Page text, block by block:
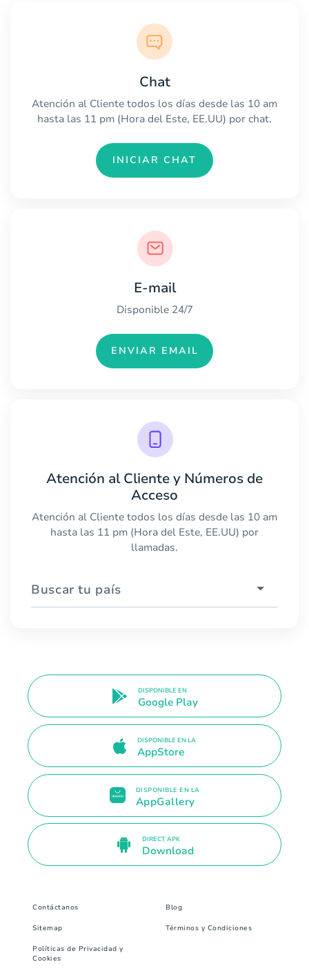
Chat
Atención al Cliente todos los días desde las 10 am
hasta las 11 pm (Hora del Este, EE.UU) por chat.
INICIAR CHAT
E-mail
Disponible 24/7
ENVIAR EMAIL
Atención al Cliente y Números de
Acceso
Atención al Cliente todos los días desde las 10 am
hasta las 11 pm (Hora del Este, EE.UU) por
llamadas.
Buscar tu país
DISPONIBLE EN
Google Play
DISPONIBLE EN LA
AppStore
DISPONIBLE EN LA
AppGallery
DIRECT APK
Download
Contáctanos Blog
Sitemap Términos y Condiciones
Políticas de Privacidad y
Cookies